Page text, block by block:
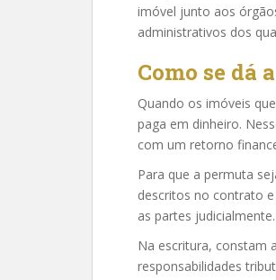
imóvel junto aos
administrativos dos
Como se dá
Quando os imóveis
paga em dinheiro.
com um retorno
Para que a permuta
descritos no contrato
as partes judicialmente.
Na escritura, constam
responsabilidades